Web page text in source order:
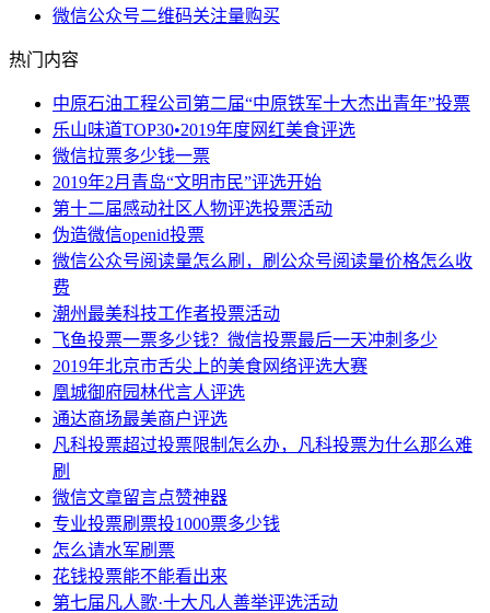
微信公众号二维码关注量购买
热门内容
中原石油工程公司第二届“中原铁军十大杰出青年”投票
乐山味道TOP30•2019年度网红美食评选
微信拉票多少钱一票
2019年2月青岛“文明市民”评选开始
第十二届感动社区人物评选投票活动
伪造微信openid投票
微信公众号阅读量怎么刷，刷公众号阅读量价格怎么收
费
潮州最美科技工作者投票活动
飞鱼投票一票多少钱？微信投票最后一天冲刺多少
2019年北京市舌尖上的美食网络评选大赛
凰城御府园林代言人评选
通达商场最美商户评选
凡科投票超过投票限制怎么办，凡科投票为什么那么难
刷
微信文章留言点赞神器
专业投票刷票投1000票多少钱
怎么请水军刷票
花钱投票能不能看出来
第七届凡人歌·十大凡人善举评选活动